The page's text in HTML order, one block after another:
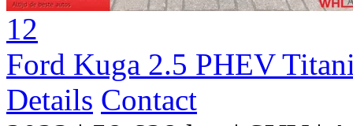
12
Ford Kuga 2.5 PHEV
Details Contact